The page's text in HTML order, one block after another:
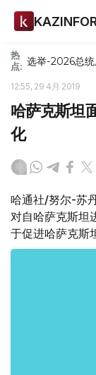
热
点: 选举-2026总
12:55, 29 4月 2019
哈萨克斯坦
化
哈通社/努尔-苏
对自哈萨克斯坦
于促进哈萨克斯